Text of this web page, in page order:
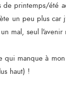
printemps/été
un peu plus
mal, seul l'avenir
manque à
haut) !